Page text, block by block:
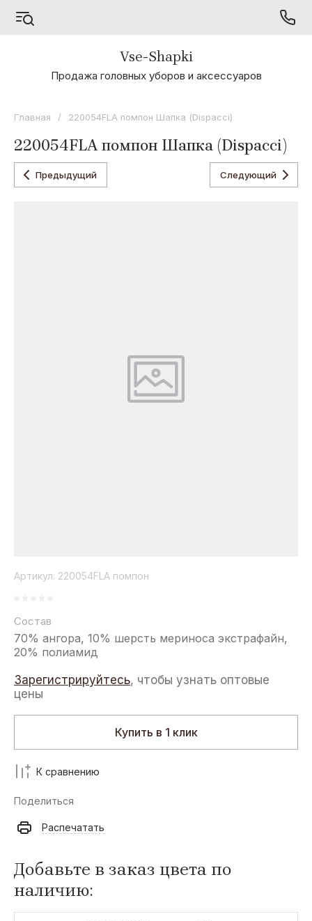
А - Я
Odyssey
Коллекция
Oxygon
Коллекция
Flamenco
Vse-Shapki
Продажа головных уборов и аксессуаров
Главная / 220054FLA помпон Шапка (Dispacci)
220054FLA помпон Шапка (Dispacci)
Предыдущий Следующий
Артикул: 220054FLA помпон
Состав
70% ангора, 10% шерсть мериноса экстрафайн,
20% полиамид
Зарегистрируйтесь, чтобы узнать оптовые
цены
Купить в 1 клик
К сравнению
Поделиться
Распечатать
Добавьте в заказ цвета по
наличию: